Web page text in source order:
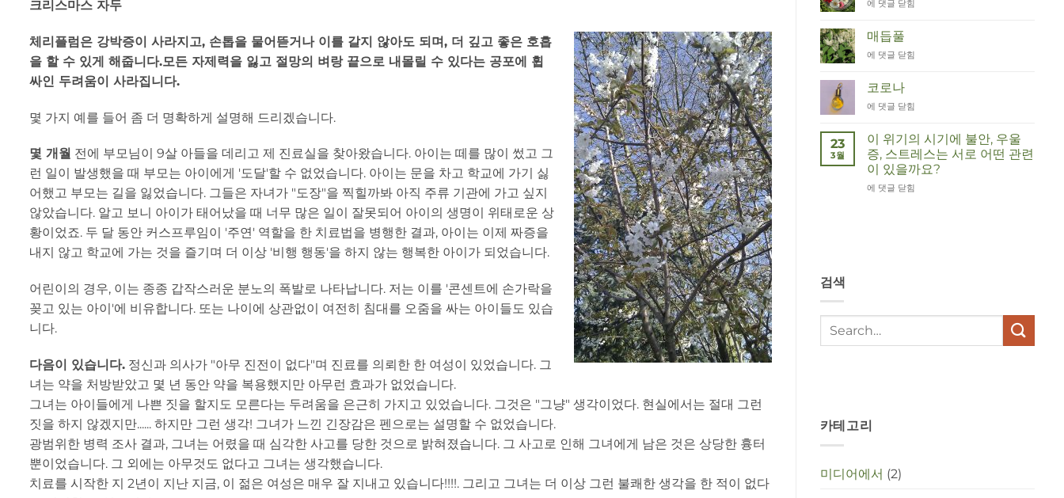
크리스마스 자두
체리플럼은 강박증이 사라지고, 손톱을 물어뜯거나 이를 갈지 않아도 되며, 더 깊고 좋은 호흡
을 할 수 있게 해줍니다.모든 자제력을 잃고 절망의 벼랑 끝으로 내몰릴 수 있다는 공포에 휩
싸인 두려움이 사라집니다.
몇 가지 예를 들어 좀 더 명확하게 설명해 드리겠습니다.
몇 개월 전에 부모님이 9살 아들을 데리고 제 진료실을 찾아왔습니다. 아이는 떼를 많이 썼고 그
런 일이 발생했을 때 부모는 아이에게 '도달'할 수 없었습니다. 아이는 문을 차고 학교에 가기 싫
어했고 부모는 길을 잃었습니다. 그들은 자녀가 "도장"을 찍힐까봐 아직 주류 기관에 가고 싶지
않았습니다. 알고 보니 아이가 태어났을 때 너무 많은 일이 잘못되어 아이의 생명이 위태로운 상
황이었죠. 두 달 동안 커스프루임이 '주연' 역할을 한 치료법을 병행한 결과, 아이는 이제 짜증을
내지 않고 학교에 가는 것을 즐기며 더 이상 '비행 행동'을 하지 않는 행복한 아이가 되었습니다.
어린이의 경우, 이는 종종 갑작스러운 분노의 폭발로 나타납니다. 저는 이를 '콘센트에 손가락을
꽂고 있는 아이'에 비유합니다. 또는 나이에 상관없이 여전히 침대를 오줌을 싸는 아이들도 있습
니다.
다음이 있습니다. 정신과 의사가 "아무 진전이 없다"며 진료를 의뢰한 한 여성이 있었습니다. 그
녀는 약을 처방받았고 몇 년 동안 약을 복용했지만 아무런 효과가 없었습니다.
그녀는 아이들에게 나쁜 짓을 할지도 모른다는 두려움을 은근히 가지고 있었습니다. 그것은 "그냥" 생각이었다. 현실에서는 절대 그런
짓을 하지 않겠지만...... 하지만 그런 생각! 그녀가 느낀 긴장감은 펜으로는 설명할 수 없었습니다.
광범위한 병력 조사 결과, 그녀는 어렸을 때 심각한 사고를 당한 것으로 밝혀졌습니다. 그 사고로 인해 그녀에게 남은 것은 상당한 흉터
뿐이었습니다. 그 외에는 아무것도 없다고 그녀는 생각했습니다.
치료를 시작한 지 2년이 지난 지금, 이 젊은 여성은 매우 잘 지내고 있습니다!!!!. 그리고 그녀는 더 이상 그런 불쾌한 생각을 한 적이 없다
Zinnia
에 댓글 닫힘
매듭풀
Duizendknoop
에 댓글 닫힘
코로나
Corona
에 댓글 닫힘
23
3월
이 위기의 시기에 불안, 우울
증, 스트레스는 서로 어떤 관련
이 있을까요?
Wat
in
deze
에 댓글 닫힘
검색
카테고리
미디어에서 (2)